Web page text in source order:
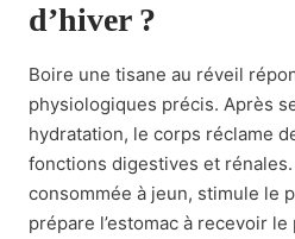
d’hiver ?
Boire une tisane au réveil
physiologiques précis. Après
hydratation, le corps réclame
fonctions digestives et
consommée à jeun, stimule le
prépare l’estomac à recevoir